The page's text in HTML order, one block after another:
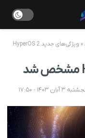
»
ویژگی‌های جدید HyperOS 2
3 آبان 1403 - 17:50